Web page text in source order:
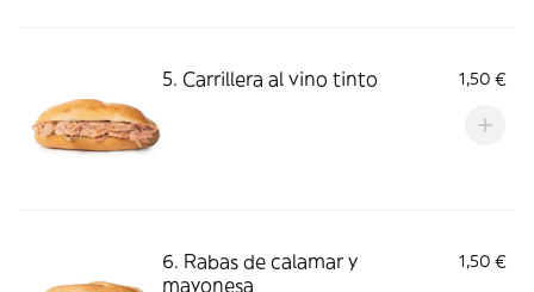
5. Carrillera al vino tinto 1,50 €
6. Rabas de calamar y
mayonesa
1,50 €